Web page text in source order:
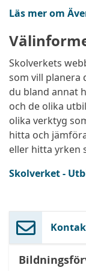
Läs mer om
(extern länk,
Skolverkets
som vill planera
du bland annat
och de olika
olika verktyg
hitta och
eller hitta yrken
Skolverket -
(extern länk,